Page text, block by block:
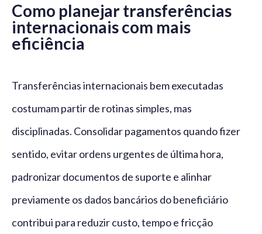
Como planejar transferências
internacionais com mais
eficiência
Transferências internacionais bem executadas
costumam partir de rotinas simples, mas
disciplinadas. Consolidar pagamentos quando fizer
sentido, evitar ordens urgentes de última hora,
padronizar documentos de suporte e alinhar
previamente os dados bancários do beneficiário
contribui para reduzir custo, tempo e fricção